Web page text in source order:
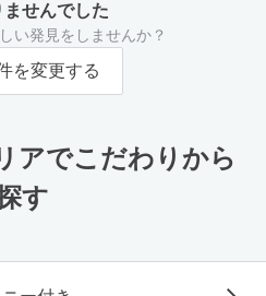
ませんでした
い発見をしませんか？
を変更する
アでこだわりから
す